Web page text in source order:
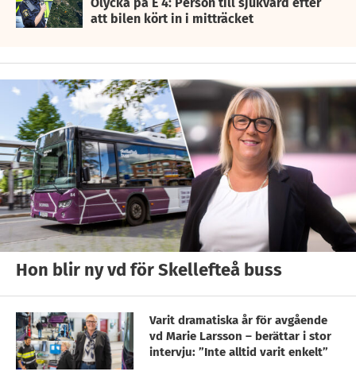
att bilen kört in i mitträcket
Hon blir ny vd för Skellefteå buss
Varit dramatiska år för avgående
vd Marie Larsson – berättar i stor
intervju: ”Inte alltid varit enkelt”